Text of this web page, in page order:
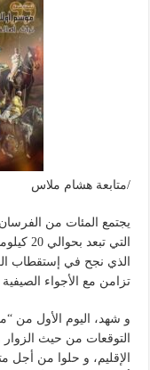
/متابعة هشام ملاس
يجتمع المئات من
التي
الذي نجح في إستقطاب
تزامن مع الأجواء
و شهد، اليوم الأول من
التوقعات من حيث
الإقليم، و حلوا من أجل